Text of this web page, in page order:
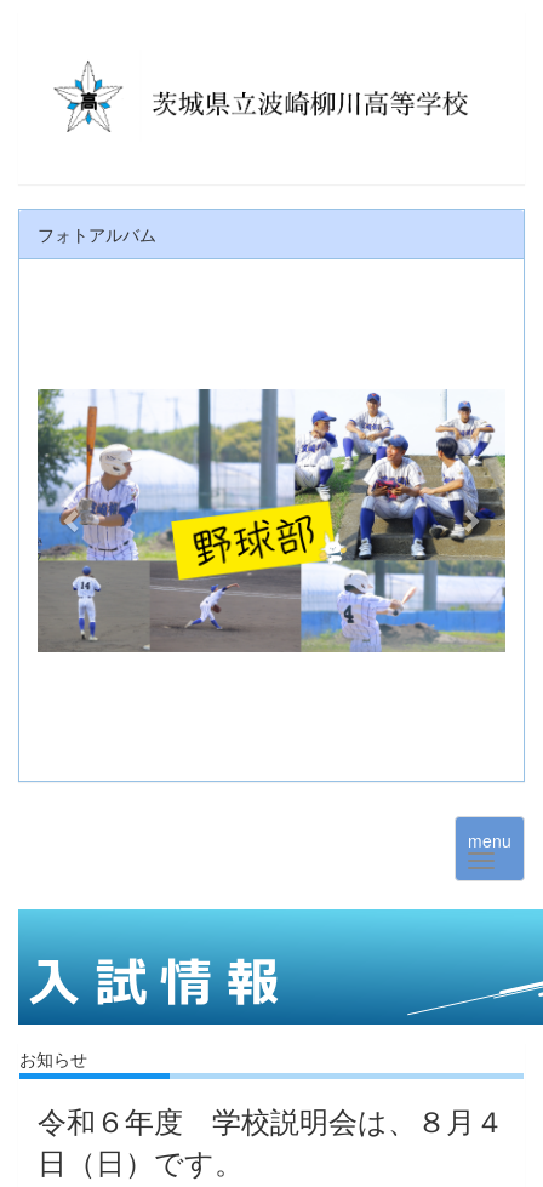
フォトアルバム
i
o
u
s
t
menu
お知らせ
令和６年度 学校説明会は、８月４
日（日）です。